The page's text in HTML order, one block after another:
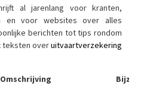
al jarenlang voor kranten,
en voor websites over alles
berichten tot tips rondom
teksten overuitvaartverzekering
Omschrijving